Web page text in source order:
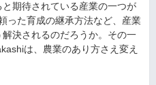
期待されている産業の一つが
った育成の継承方法など、産業
決されるのだろうか。その一
は、農業のあり方さえ変え